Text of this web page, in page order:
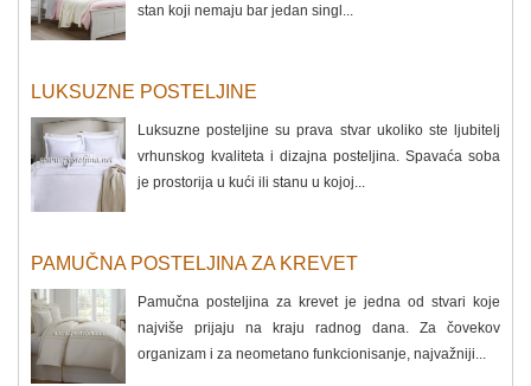
stan koji nemaju bar jedan singl...
LUKSUZNE POSTELJINE
Luksuzne posteljine su prava stvar ukoliko ste ljubitelj
vrhunskog kvaliteta i dizajna posteljina. Spavaća soba
je prostorija u kući ili stanu u kojoj...
PAMUČNA POSTELJINA ZA KREVET
Pamučna posteljina za krevet je jedna od stvari koje
najviše prijaju na kraju radnog dana. Za čovekov
organizam i za neometano funkcionisanje, najvažniji...